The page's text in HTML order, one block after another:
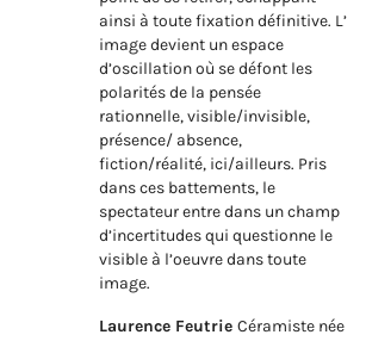
ainsi à toute fixation définitive. L’
image devient un espace
d’oscillation où se défont les
polarités de la pensée
rationnelle, visible/invisible,
présence/ absence,
fiction/réalité, ici/ailleurs. Pris
dans ces battements, le
spectateur entre dans un champ
d’incertitudes qui questionne le
visible à l’oeuvre dans toute
image.
Laurence Feutrie Céramiste née